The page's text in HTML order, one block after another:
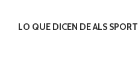
LO QUE DICEN DE ALS SPORT